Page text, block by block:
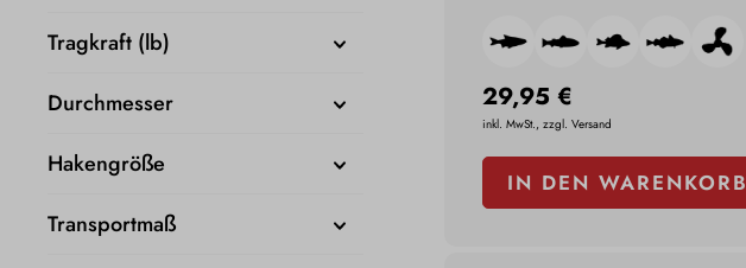
Tragkraft (lb)
Durchmesser
Hakengröße
Transportmaß
29,95 €
inkl. MwSt., zzgl. Versand
IN DEN WARENKORB